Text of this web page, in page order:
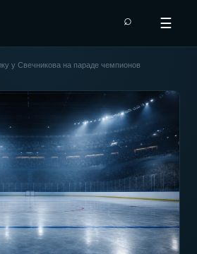
⌕ ☰
у Свечникова на параде чемпионов